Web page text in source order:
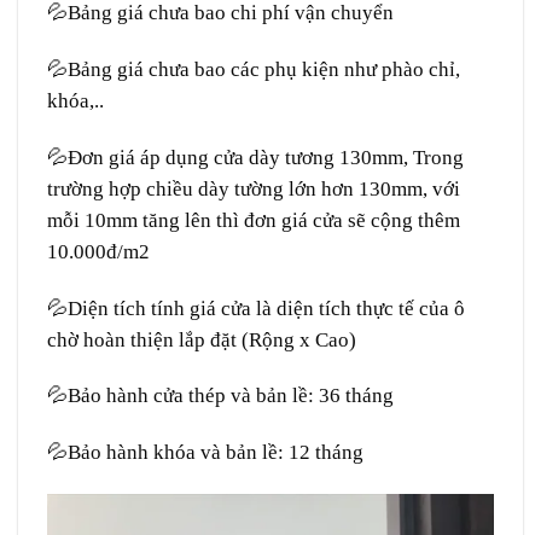
💦Bảng giá chưa bao chi phí vận chuyển
💦Bảng giá chưa bao các phụ kiện như phào chỉ,
khóa,..
💦Đơn giá áp dụng cửa dày tương 130mm, Trong
trường hợp chiều dày tường lớn hơn 130mm, với
mỗi 10mm tăng lên thì đơn giá cửa sẽ cộng thêm
10.000đ/m2
💦Diện tích tính giá cửa là diện tích thực tế của ô
chờ hoàn thiện lắp đặt (Rộng x Cao)
💦Bảo hành cửa thép và bản lề: 36 tháng
💦Bảo hành khóa và bản lề: 12 tháng